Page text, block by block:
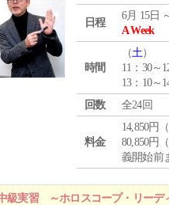
日程
6月 15日
A Week
時間
（土）
11：30～
13：10～
回数
全24回
料金
14,850円
80,850円
義開始前
級実習 ～ホロスコープ・リーデ